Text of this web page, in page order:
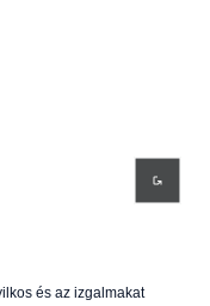
és az izgalmakat